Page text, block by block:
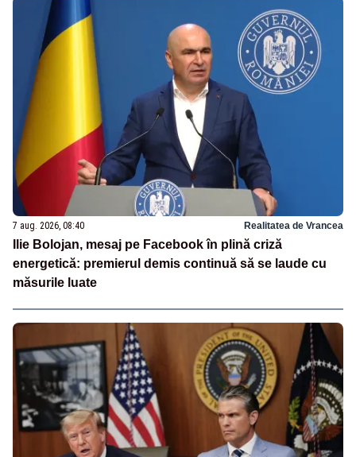
7 aug. 2026, 08:40 Realitatea de Vrancea
Ilie Bolojan, mesaj pe Facebook în plină criză
energetică: premierul demis continuă să se laude cu
măsurile luate